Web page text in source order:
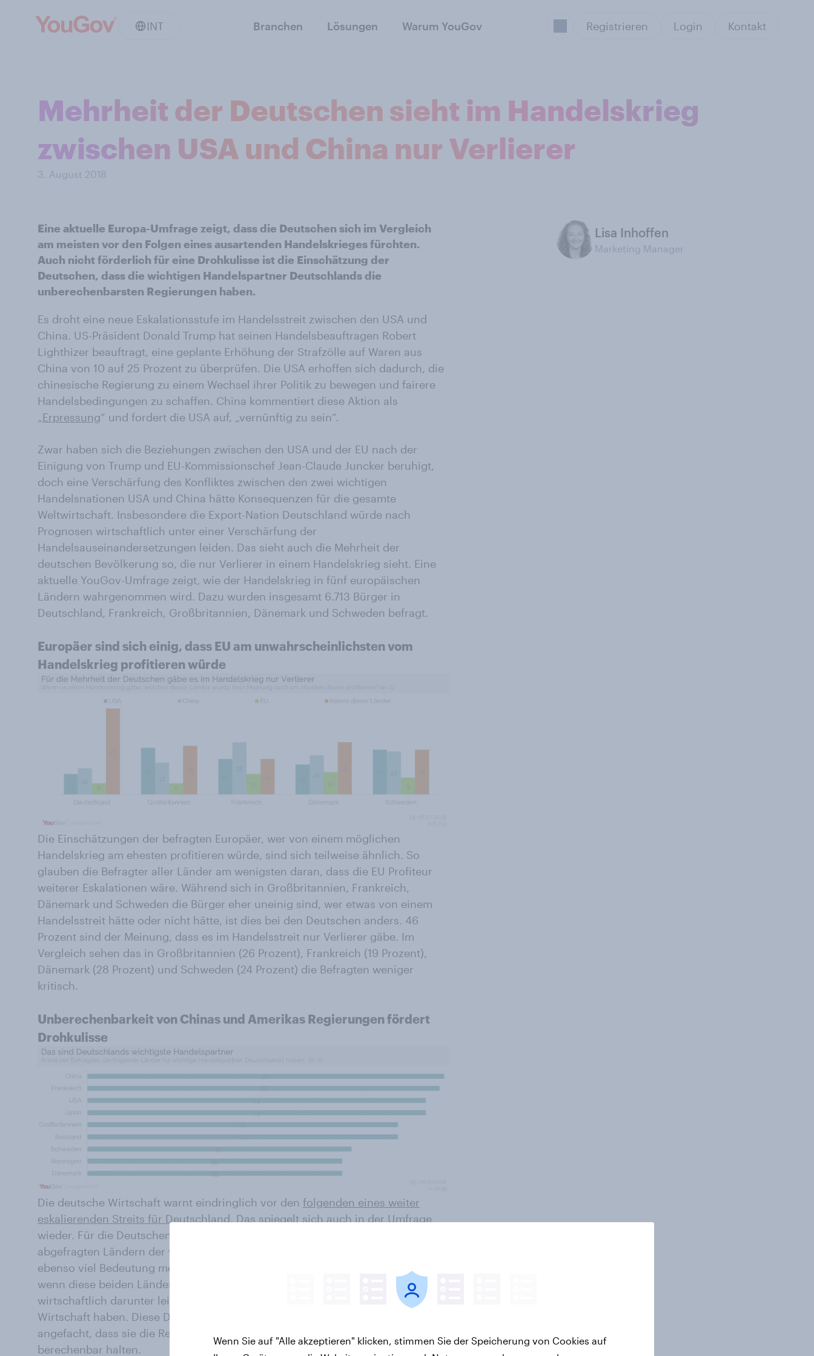
INT Branchen Lösungen Warum YouGov Registrieren Login Kontakt
Mehrheit der Deutschen sieht im Handelskrieg
zwischen USA und China nur Verlierer
3. August 2018
Eine aktuelle Europa-Umfrage zeigt, dass die Deutschen sich im Vergleich
am meisten vor den Folgen eines ausartenden Handelskrieges fürchten.
Auch nicht förderlich für eine Drohkulisse ist die Einschätzung der
Deutschen, dass die wichtigen Handelspartner Deutschlands die
unberechenbarsten Regierungen haben.
Es droht eine neue Eskalationsstufe im Handelsstreit zwischen den USA und
China. US-Präsident Donald Trump hat seinen Handelsbeauftragen Robert
Lighthizer beauftragt, eine geplante Erhöhung der Strafzölle auf Waren aus
China von 10 auf 25 Prozent zu überprüfen. Die USA erhoffen sich dadurch, die
chinesische Regierung zu einem Wechsel ihrer Politik zu bewegen und fairere
Handelsbedingungen zu schaffen. China kommentiert diese Aktion als
„Erpressung“ und fordert die USA auf, „vernünftig zu sein“.
Zwar haben sich die Beziehungen zwischen den USA und der EU nach der
Einigung von Trump und EU-Kommissionschef Jean-Claude Juncker beruhigt,
doch eine Verschärfung des Konfliktes zwischen den zwei wichtigen
Handelsnationen USA und China hätte Konsequenzen für die gesamte
Weltwirtschaft. Insbesondere die Export-Nation Deutschland würde nach
Prognosen wirtschaftlich unter einer Verschärfung der
Handelsauseinandersetzungen leiden. Das sieht auch die Mehrheit der
deutschen Bevölkerung so, die nur Verlierer in einem Handelskrieg sieht. Eine
aktuelle YouGov-Umfrage zeigt, wie der Handelskrieg in fünf europäischen
Ländern wahrgenommen wird. Dazu wurden insgesamt 6.713 Bürger in
Deutschland, Frankreich, Großbritannien, Dänemark und Schweden befragt.
Europäer sind sich einig, dass EU am unwahrscheinlichsten vom
Handelskrieg profitieren würde
Die Einschätzungen der befragten Europäer, wer von einem möglichen
Handelskrieg am ehesten profitieren würde, sind sich teilweise ähnlich. So
glauben die Befragter aller Länder am wenigsten daran, dass die EU Profiteur
weiterer Eskalationen wäre. Während sich in Großbritannien, Frankreich,
Dänemark und Schweden die Bürger eher uneinig sind, wer etwas von einem
Handelsstreit hätte oder nicht hätte, ist dies bei den Deutschen anders. 46
Prozent sind der Meinung, dass es im Handelsstreit nur Verlierer gäbe. Im
Vergleich sehen das in Großbritannien (26 Prozent), Frankreich (19 Prozent),
Dänemark (28 Prozent) und Schweden (24 Prozent) die Befragten weniger
kritisch.
Unberechenbarkeit von Chinas und Amerikas Regierungen fördert
Drohkulisse
Die deutsche Wirtschaft warnt eindringlich vor den folgenden eines weiter
eskalierenden Streits für Deutschland. Das spiegelt sich auch in der Umfrage
wieder. Für die Deutschen ist in der Wahrnehmung China (77 Prozent) unter den
abgefragten Ländern der wichtigste Handelspartner für Deutschland. Fast
ebenso viel Bedeutung messen die Befragten den USA bei (73 Prozent). Und
wenn diese beiden Länder weiterhin Konflikte haben und somit beide
wirtschaftlich darunter leiden, kann dies auch Auswirkungen auf die deutsche
Wirtschaft haben. Diese Drohkulisse wird durch den Eindruck der Befragten
angefacht, dass sie die Regierungen der beiden Länder nicht gerade für
berechenbar halten.
Lisa Inhoffen
Marketing Manager
Wenn Sie auf "Alle akzeptieren" klicken, stimmen Sie der Speicherung von Cookies auf